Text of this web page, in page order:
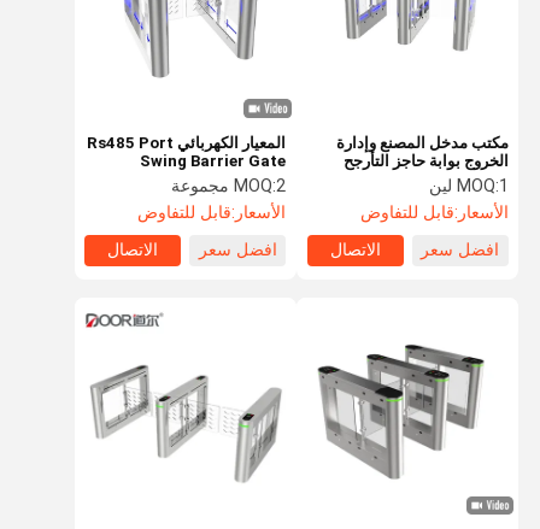
مكتب مدخل المصنع وإدارة
الخروج بوابة حاجز التأرجح
MOQ:1 لين
الأسعار:قابل للتفاوض
افضل سعر
الاتصال
المعيار الكهربائي Rs485 Port
Swing Barrier Gate
للمدارس والمباني التجارية
MOQ:2 مجموعة
الأسعار:قابل للتفاوض
افضل سعر
الاتصال